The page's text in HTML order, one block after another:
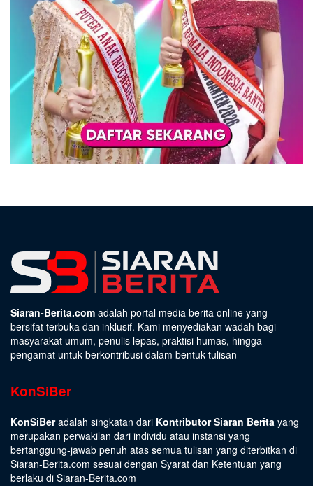
Siaran-Berita.com adalah portal media berita online yang
bersifat terbuka dan inklusif. Kami menyediakan wadah bagi
masyarakat umum, penulis lepas, praktisi humas, hingga
pengamat untuk berkontribusi dalam bentuk tulisan
KonSiBer
KonSiBeradalah singkatan dari Kontributor Siaran Berita yang
merupakan perwakilan dari individu atau instansi yang
bertanggung-jawab penuh atas semua tulisan yang diterbitkan di
Siaran-Berita.com sesuai dengan Syarat dan Ketentuan yang
berlaku di Siaran-Berita.com